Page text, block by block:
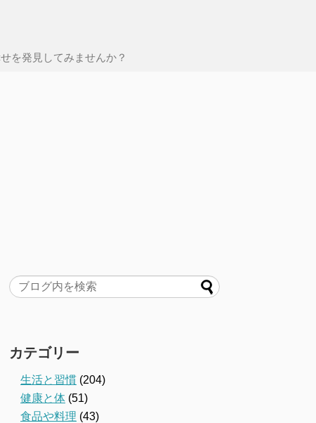
を発見してみませんか？
カテゴリー
生活と習慣 (204)
健康と体 (51)
食品や料理 (43)